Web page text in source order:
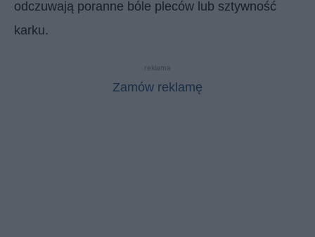
odczuwają poranne bóle pleców lub sztywność
karku.
reklama
Zamów reklamę